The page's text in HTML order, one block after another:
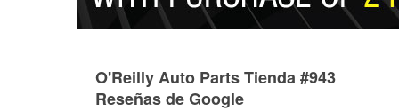
O'Reilly Auto Parts Tienda #943
Reseñas de Google